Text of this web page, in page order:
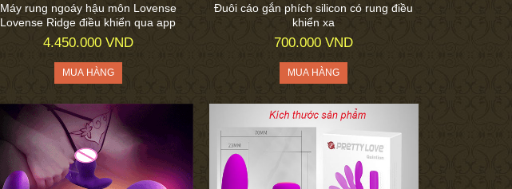
Máy rung ngoáy hậu môn Lovense
Lovense Ridge điều khiển qua app
4.450.000 VND
Đuôi cáo gắn phích silicon có rung điều
khiển xa
700.000 VND